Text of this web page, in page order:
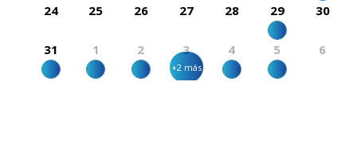
24 25 26 27 28 29 30
31 1 2 3 4 5 6
+2 más